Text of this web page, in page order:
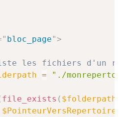
" bloc_page">
les fichiers d'un
= "./
file_exists ( $folderpath
$PointeurVersRepertoire